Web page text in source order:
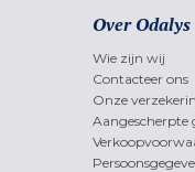
Over Odalys
Wie zijn wij
Contacteer ons
Onze
Aangescherpte